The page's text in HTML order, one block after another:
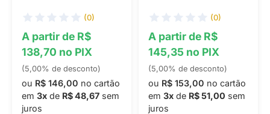
(0)
A partir de R$
138,70 no PIX
(5,00% de desconto)
ou R$ 146,00 no cartão
em 3x de R$ 48,67 sem
juros
(0)
A partir de R$
145,35 no PIX
(5,00% de desconto)
ou R$ 153,00 no cartão
em 3x de R$ 51,00 sem
juros